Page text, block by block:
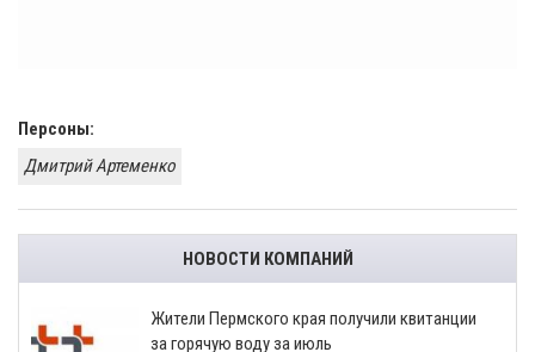
Персоны:
Дмитрий Артеменко
НОВОСТИ КОМПАНИЙ
​Жители Пермского края получили квитанции
за горячую воду за июль